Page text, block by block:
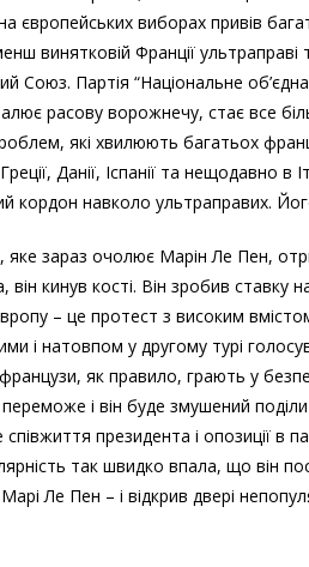
європейських виборах привів
винятковій Франції
Союз. Партія “Національне
расову ворожнечу, стає все
які хвилюють багатьох
Данії, Іспанії та нещодавно в
кордон навколо ультраправих.
яке зараз очолює Марін Ле Пен,
він кинув кості. Він зробив
– це протест з високим
і натовпом у другому турі
як правило, грають у
переможе і він буде змушений
президента і опозиції в
так швидко впала, що він
Ле Пен – і відкрив двері